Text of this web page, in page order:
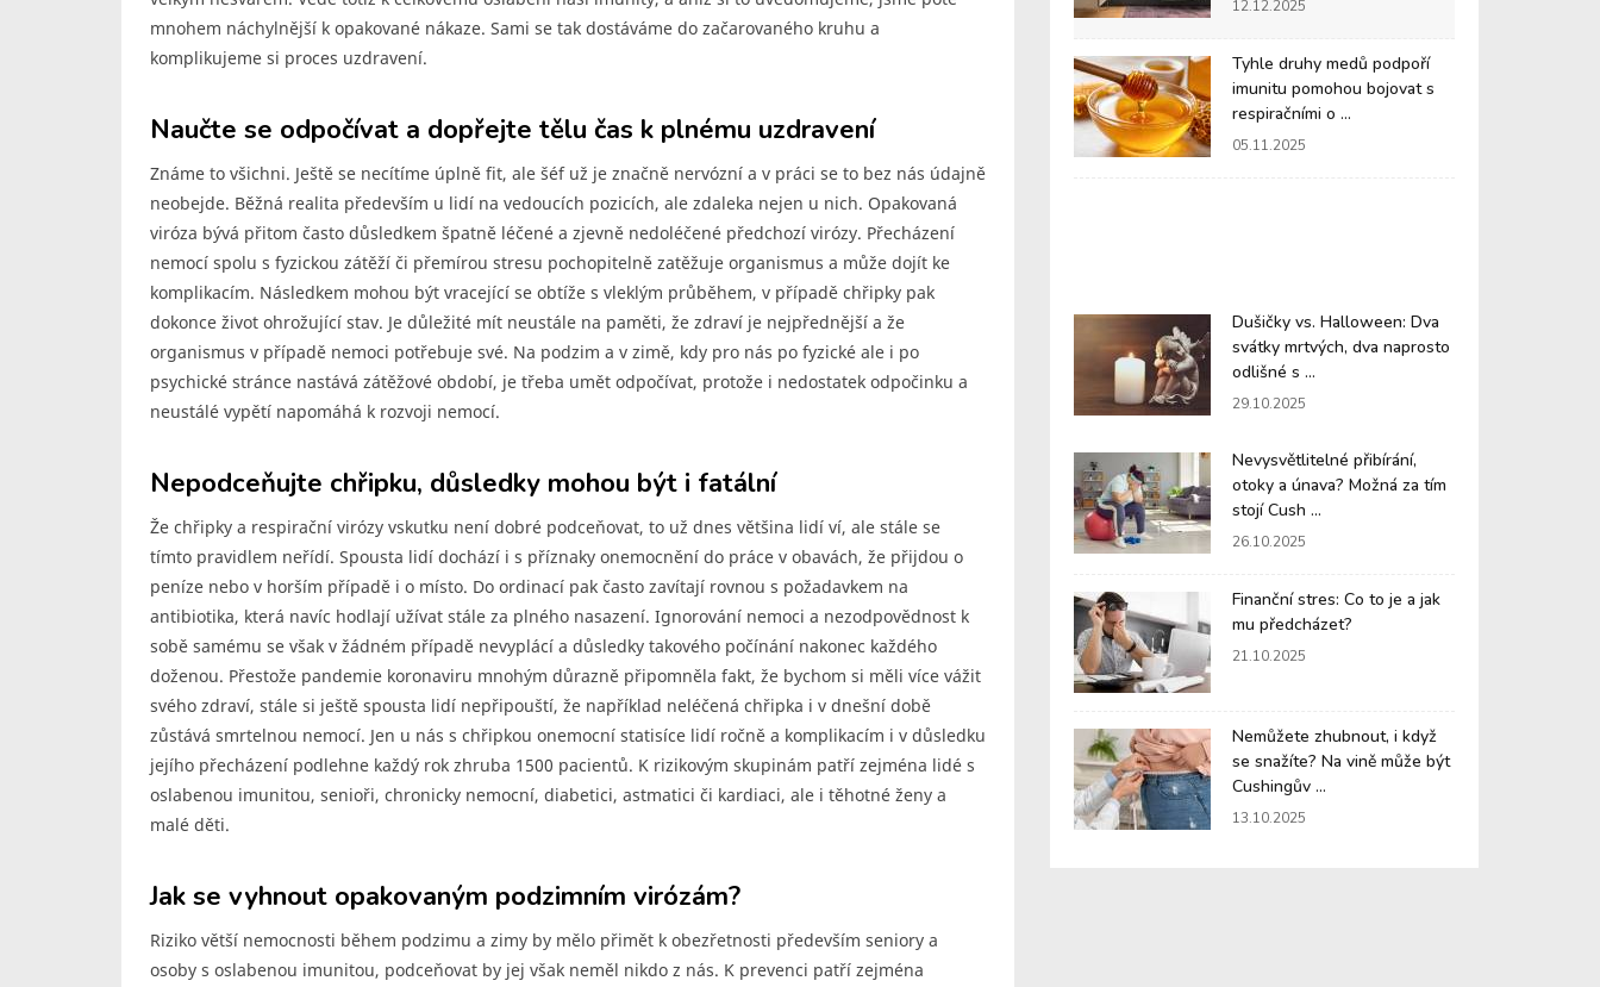
mnohem náchylnější k opakované nákaze. Sami se tak dostáváme do začarovaného kruhu a
komplikujeme si proces uzdravení.
Naučte se odpočívat a dopřejte tělu čas k plnému uzdravení
Známe to všichni. Ještě se necítíme úplně fit, ale šéf už je značně nervózní a v práci se to bez nás údajně
neobejde. Běžná realita především u lidí na vedoucích pozicích, ale zdaleka nejen u nich. Opakovaná
viróza bývá přitom často důsledkem špatně léčené a zjevně nedoléčené předchozí virózy. Přecházení
nemocí spolu s fyzickou zátěží či přemírou stresu pochopitelně zatěžuje organismus a může dojít ke
komplikacím. Následkem mohou být vracející se obtíže s vleklým průběhem, v případě chřipky pak
dokonce život ohrožující stav. Je důležité mít neustále na paměti, že zdraví je nejpřednější a že
organismus v případě nemoci potřebuje své. Na podzim a v zimě, kdy pro nás po fyzické ale i po
psychické stránce nastává zátěžové období, je třeba umět odpočívat, protože i nedostatek odpočinku a
neustálé vypětí napomáhá k rozvoji nemocí.
Nepodceňujte chřipku, důsledky mohou být i fatální
Že chřipky a respirační virózy vskutku není dobré podceňovat, to už dnes většina lidí ví, ale stále se
tímto pravidlem neřídí. Spousta lidí dochází i s příznaky onemocnění do práce v obavách, že přijdou o
peníze nebo v horším případě i o místo. Do ordinací pak často zavítají rovnou s požadavkem na
antibiotika, která navíc hodlají užívat stále za plného nasazení. Ignorování nemoci a nezodpovědnost k
sobě samému se však v žádném případě nevyplácí a důsledky takového počínání nakonec každého
doženou. Přestože pandemie koronaviru mnohým důrazně připomněla fakt, že bychom si měli více vážit
svého zdraví, stále si ještě spousta lidí nepřipouští, že například neléčená chřipka i v dnešní době
zůstává smrtelnou nemocí. Jen u nás s chřipkou onemocní statisíce lidí ročně a komplikacím i v důsledku
jejího přecházení podlehne každý rok zhruba 1500 pacientů. K rizikovým skupinám patří zejména lidé s
oslabenou imunitou, senioři, chronicky nemocní, diabetici, astmatici či kardiaci, ale i těhotné ženy a
malé děti.
Jak se vyhnout opakovaným podzimním virózám?
Riziko větší nemocnosti během podzimu a zimy by mělo přimět k obezřetnosti především seniory a
osoby s oslabenou imunitou, podceňovat by jej však neměl nikdo z nás. K prevenci patří zejména
12.12.2025
Tyhle druhy medů podpoří
imunitu pomohou bojovat s
respiračními o ...
05.11.2025
Dušičky vs. Halloween: Dva
svátky mrtvých, dva naprosto
odlišné s ...
29.10.2025
Nevysvětlitelné přibírání,
otoky a únava? Možná za tím
stojí Cush ...
26.10.2025
Finanční stres: Co to je a jak
mu předcházet?
21.10.2025
Nemůžete zhubnout, i když
se snažíte? Na vině může být
Cushingův ...
13.10.2025